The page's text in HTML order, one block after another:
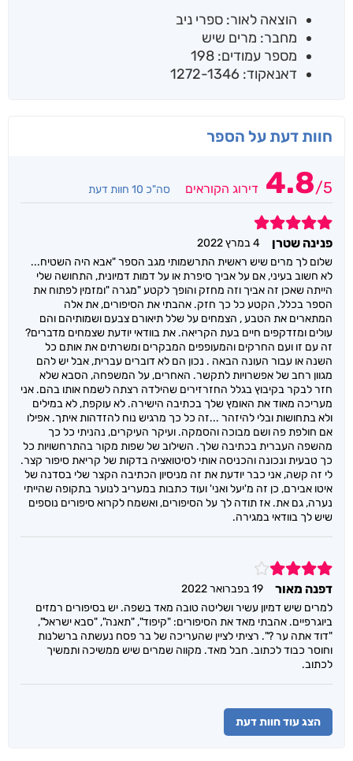
הוצאה לאור: ספרי ניב
מחבר: מרים שיש
מספר עמודים: 198
דאנאקוד: 1272-1346
חוות דעת על הספר
4.8/5 דירוג הקוראים סה"כ 10 חוות דעת
5
פנינה שטרן
4 במרץ 2022
שלום לך מרים שיש ראשית התרשמותי מגב הספר "אבא היה השטיח...
לא חשוב בעיני, אם על אביך סיפרת או על דמות דמיונית, התחושה שלי
הייתה שאכן זה אביך וזה מחזק והופך לקטע "מגרה "ומזמין לפתוח את
הספר בכלל, הקטע כל כך חזק. אהבתי את הסיפורים, את אלה
המתארים את הטבע , הצמחים על שלל תיאורם צבעם ושמותיהם והם
עולים ומזדקפים חיים בעת הקריאה. את בוודאי יודעת שצמחים מדברים?
זה עם זו ועם החרקים והמעופפים המבקרים ומשרתים את אותם כל
השנה או עבור העונה הבאה . נכון הם לא דוברים עברית, אבל יש להם
מגוון רחב של אפשרויות לתקשר. האחרים, על המשפחה, הסבא שלא
חזר לבקר בקיבוץ בגלל החזרזירים שהילדה רצתה לשמח אותו בהם. אני
מעריכה מאוד את האומץ שלך בכתיבה הישירה. לא עוקפת, לא במילים
ולא בתחושות ובלי להיזהר ...זה כל כך מרגיש נוח להזדהות איתך. אפילו
אם חולפת פה ושם מבוכה והסמקה. ועיקר העיקרים, נהניתי כל כך
מהשפה העברית בכתיבה שלך. השילוב של שפות מקור בהתרחשויות כל
כך טבעית ונכונה והכניסה אותי לסיטואציה בדקות של קריאת סיפור קצר.
לי זה קשה, אני כבר יודעת את זה מניסיון הכתיבה הקצר שלי בסדנה של
איטו אבירם, כן זה מ'יעל ואני' ועוד כתבות במעריב לנוער בתקופה שהייתי
נערה, גם את. אז תודה לך על הסיפורים, ואשמח לקרוא סיפורים נוספים
שיש לך בוודאי במגירה.
4
דפנה מאור
19 בפברואר 2022
למרים שיש דמיון עשיר ושליטה טובה מאד בשפה. יש בסיפורים רמזים
ביוגרפיים. אהבתי מאד את הסיפורים: "קיפוד", "תאנה", "סבא ישראל",
"דוד אתה ער ?". רציתי לציין שהעריכה של בר פסח נעשתה ברשלנות
וחוסר כבוד לכתוב. חבל מאד. מקווה שמרים שיש ממשיכה ותמשיך
לכתוב.
הצג עוד חוות דעת